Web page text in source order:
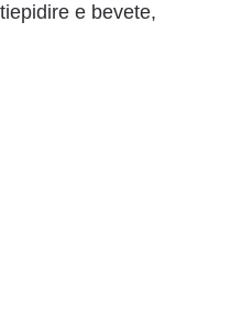
e bevete,